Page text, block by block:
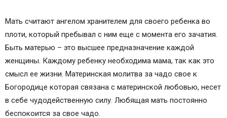
Мать считают ангелом хранителем для своего ребенка во
плоти, который пребывал с ним еще с момента его зачатия.
Быть матерью – это высшее предназначение каждой
женщины. Каждому ребенку необходима мама, так как это
смысл ее жизни. Материнская молитва за чадо свое к
Богородице которая связана с материнской любовью, несет
в себе чудодейственную силу. Любящая мать постоянно
беспокоится за свое чадо.